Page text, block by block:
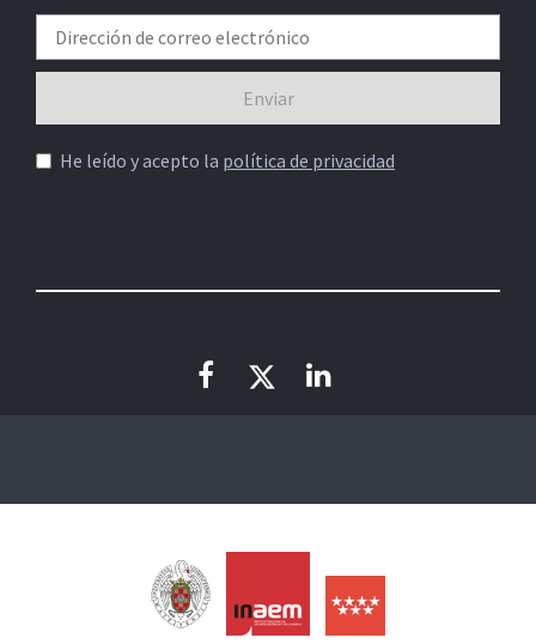
He leído y acepto la política de privacidad